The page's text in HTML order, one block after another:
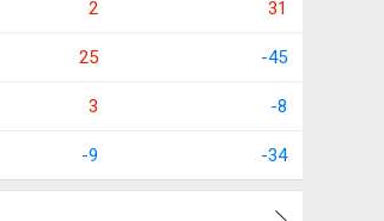
2 31
25 -45
3 -8
-9 -34